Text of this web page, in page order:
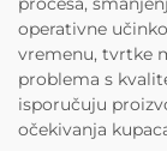
operativne
vremenu, tvrtke
problema s
isporučuju
očekivanja